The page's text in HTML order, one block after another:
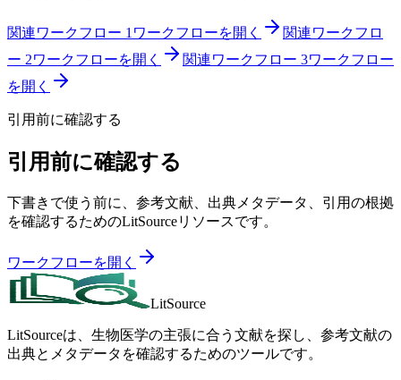
関連ワークフロー 1 ワークフローを開く
関連ワークフロ
ー 2ワークフローを開く 関連ワークフロー 3ワークフロー
を開く
引用前に確認する
引用前に確認する
下書きで使う前に、参考文献、出典メタデータ、引用の根拠
を確認するためのLitSourceリソースです。
ワークフローを開く
LitSource
LitSourceは、生物医学の主張に合う文献を探し、参考文献の
出典とメタデータを確認するためのツールです。